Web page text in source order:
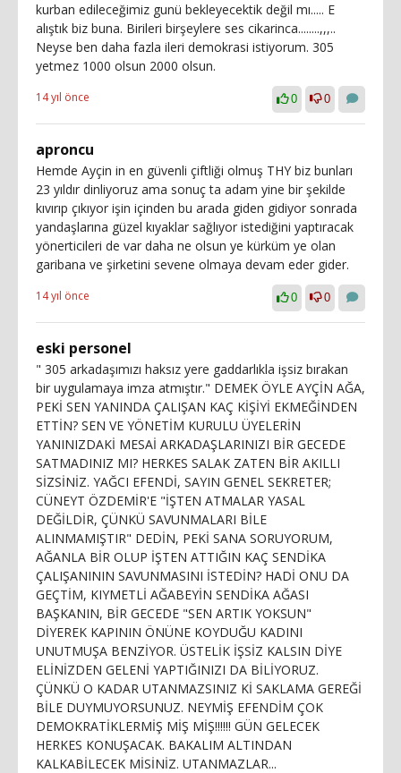
kurban edileceğimiz gunü bekleyecektik değil mı..... E
alıştık biz buna. Birileri birşeylere ses cikarinca........,,,..
Neyse ben daha fazla ileri demokrasi istiyorum. 305
yetmez 1000 olsun 2000 olsun.
14 yıl önce 0 0
aproncu
Hemde Ayçin in en güvenli çiftliği olmuş THY biz bunları
23 yıldır dinliyoruz ama sonuç ta adam yine bir şekilde
kıvırıp çıkıyor işin içinden bu arada giden gidiyor sonrada
yandaşlarına güzel kıyaklar sağlıyor istediğini yaptıracak
yönerticileri de var daha ne olsun ye kürküm ye olan
garibana ve şirketini sevene olmaya devam eder gider.
14 yıl önce 0 0
eski personel
" 305 arkadaşımızı haksız yere gaddarlıkla işsiz bırakan
bir uygulamaya imza atmıştır." DEMEK ÖYLE AYÇİN AĞA,
PEKİ SEN YANINDA ÇALIŞAN KAÇ KİŞİYİ EKMEĞİNDEN
ETTİN? SEN VE YÖNETİM KURULU ÜYELERİN
YANINIZDAKİ MESAİ ARKADAŞLARINIZI BİR GECEDE
SATMADINIZ MI? HERKES SALAK ZATEN BİR AKILLI
SİZSİNİZ. YAĞCI EFENDİ, SAYIN GENEL SEKRETER;
CÜNEYT ÖZDEMİR'E "İŞTEN ATMALAR YASAL
DEĞİLDİR, ÇÜNKÜ SAVUNMALARI BİLE
ALINMAMIŞTIR" DEDİN, PEKİ SANA SORUYORUM,
AĞANLA BİR OLUP İŞTEN ATTIĞIN KAÇ SENDİKA
ÇALIŞANININ SAVUNMASINI İSTEDİN? HADİ ONU DA
GEÇTİM, KIYMETLİ AĞABEYİN SENDİKA AĞASI
BAŞKANIN, BİR GECEDE "SEN ARTIK YOKSUN"
DİYEREK KAPININ ÖNÜNE KOYDUĞU KADINI
UNUTMUŞA BENZİYOR. ÜSTELİK İŞSİZ KALSIN DİYE
ELİNİZDEN GELENİ YAPTIĞINIZI DA BİLİYORUZ.
ÇÜNKÜ O KADAR UTANMAZSINIZ Kİ SAKLAMA GEREĞİ
BİLE DUYMUYORSUNUZ. NEYMİŞ EFENDİM ÇOK
DEMOKRATİKLERMİŞ MİŞ MİŞ!!!!!! GÜN GELECEK
HERKES KONUŞACAK. BAKALIM ALTINDAN
KALKABİLECEK MİSİNİZ. UTANMAZLAR...